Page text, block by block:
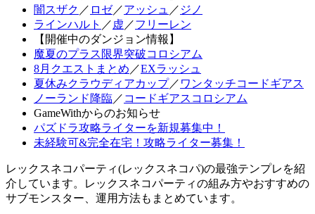
闇スザク ／ ロゼ／アッシュ ／ ジノ
ラインハルト ／ 虚 ／フリーレン
【開催中のダンジョン情報】
魔夏のプラス限界突破コロシアム
8月クエストまとめ ／EXラッシュ
夏休みクラウディアカップ／ ワンタッチコードギアス
ノーランド降臨／ コードギアスコロシアム
GameWithからのお知らせ
パズドラ攻略ライターを新規募集中！
未経験可&完全在宅！攻略ライター募集！
レックスネコパーティ(レックスネコパ)の最強テンプレを紹
介しています。レックスネコパーティの組み方やおすすめの
サブモンスター、運用方法もまとめています。